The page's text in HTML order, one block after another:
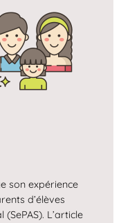
son expérience
d’élèves
L’article